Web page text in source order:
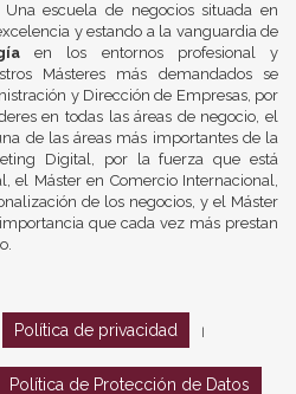
escuela de negocios situada en
y estando a la vanguardia de
en los entornos profesional y
Másteres más demandados se
y Dirección de Empresas, por
en todas las áreas de negocio, el
de las áreas más importantes de la
Digital, por la fuerza que está
el Máster en Comercio Internacional,
de los negocios, y el Máster
que cada vez más prestan
Política de privacidad
Política de Protección de Datos